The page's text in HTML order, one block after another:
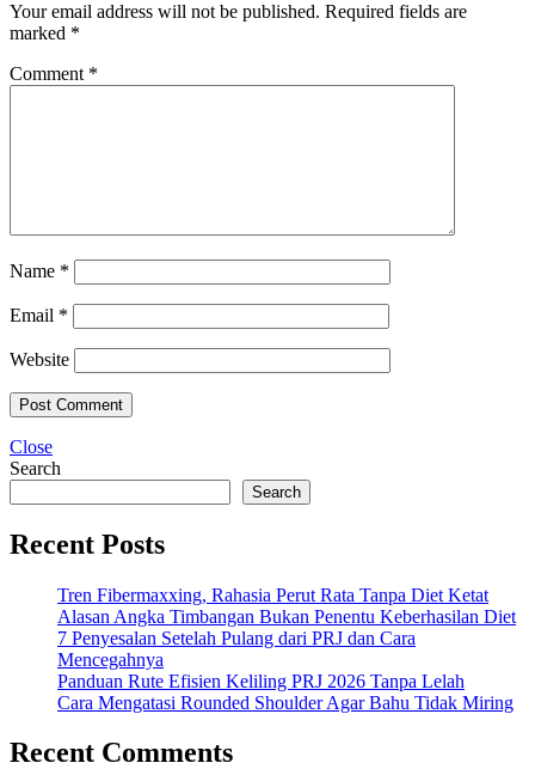
Your email address will not be published. Required fields are
marked *
Comment *
Name *
Email *
Website
Close
Search
Search
Recent Posts
Tren Fibermaxxing, Rahasia Perut Rata Tanpa Diet Ketat
Alasan Angka Timbangan Bukan Penentu Keberhasilan Diet
7 Penyesalan Setelah Pulang dari PRJ dan Cara
Mencegahnya
Panduan Rute Efisien Keliling PRJ 2026 Tanpa Lelah
Cara Mengatasi Rounded Shoulder Agar Bahu Tidak Miring
Recent Comments